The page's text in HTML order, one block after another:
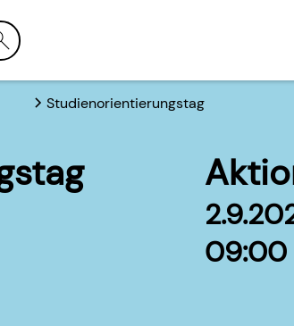
Studienorientierungstag
09:00